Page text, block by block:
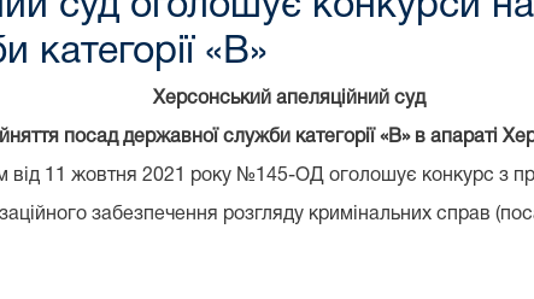
категорії «В»
Херсонський апеляційний суд
посад державної служби категорії «В» в апараті
від 11 жовтня 2021 року №145-ОД оголошує конкурс з
забезпечення розгляду кримінальних справ